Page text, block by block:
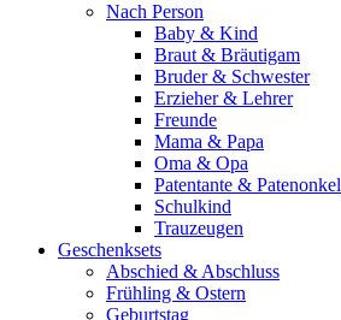
Nach Person
Baby & Kind
Braut & Bräutigam
Bruder & Schwester
Erzieher & Lehrer
Freunde
Mama & Papa
Oma & Opa
Patentante & Patenonkel
Schulkind
Trauzeugen
Geschenksets
Abschied & Abschluss
Frühling & Ostern
Geburtstag